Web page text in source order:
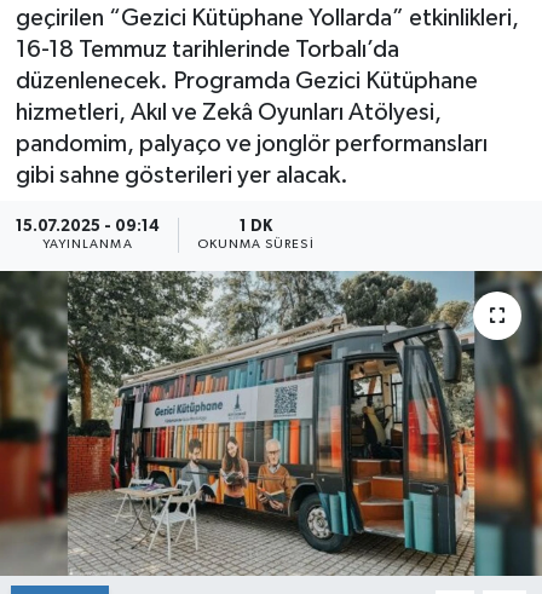
geçirilen “Gezici Kütüphane Yollarda” etkinlikleri,
16-18 Temmuz tarihlerinde Torbalı’da
düzenlenecek. Programda Gezici Kütüphane
hizmetleri, Akıl ve Zekâ Oyunları Atölyesi,
pandomim, palyaço ve jonglör performansları
gibi sahne gösterileri yer alacak.
15.07.2025 - 09:14
YAYINLANMA
1 DK
OKUNMA SÜRESI